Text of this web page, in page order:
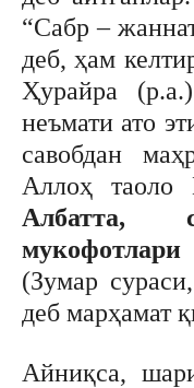
“Сабр –
деб, ҳам
Ҳурайра
неъмати ато
савобдан
Аллоҳ
Албатта,
(Зумар
деб марҳамат
Айниқса,